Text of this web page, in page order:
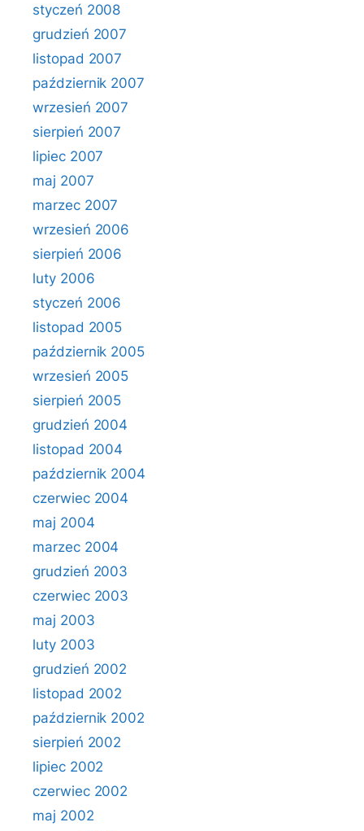
styczeń 2008
grudzień 2007
listopad 2007
październik 2007
wrzesień 2007
sierpień 2007
lipiec 2007
maj 2007
marzec 2007
wrzesień 2006
sierpień 2006
luty 2006
styczeń 2006
listopad 2005
październik 2005
wrzesień 2005
sierpień 2005
grudzień 2004
listopad 2004
październik 2004
czerwiec 2004
maj 2004
marzec 2004
grudzień 2003
czerwiec 2003
maj 2003
luty 2003
grudzień 2002
listopad 2002
październik 2002
sierpień 2002
lipiec 2002
czerwiec 2002
maj 2002